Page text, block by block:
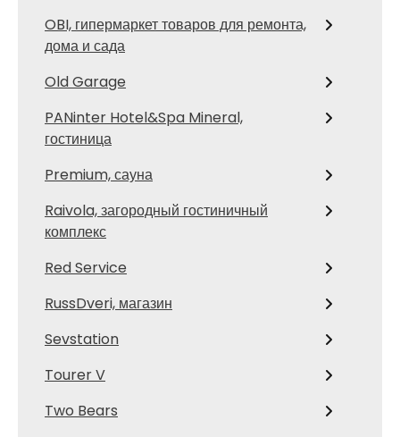
OBI, гипермаркет товаров для ремонта,
дома и сада
Old Garage
PANinter Hotel&Spa Mineral,
гостиница
Premium, сауна
Raivola, загородный гостиничный
комплекс
Red Service
RussDveri, магазин
Sevstation
Tourer V
Two Bears